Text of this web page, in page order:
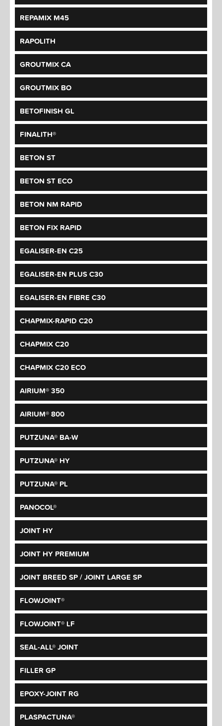
REPAMIX M45
RAPOLITH
GROUTMIX CA
GROUTMIX BO
BETOFINISH GL
FINALITH®
BETON ST
BETON ST ECO
BETON NM RAPID
BETON FIX RAPID
EGALISER-EN C25
EGALISER-EN PLUS C30
EGALISER-EN FIBRE C30
CHAPMIX-RAPID C20
CHAPMIX C20
CHAPMIX C20 ECO
AIRIUM® 350
AIRIUM® 800
PUTZUNA® BA-W
PUTZUNA® HY
PUTZUNA® PL
PANOCOL®
JOINT HY
JOINT HY PREMIUM
JOINT BREED SP / JOINT LARGE SP
FLOWJOINT®
FLOWJOINT® LF
SEAL-ALL® JOINT
FILLER GP
EPOXY-JOINT RG
PLASPACTUNA®